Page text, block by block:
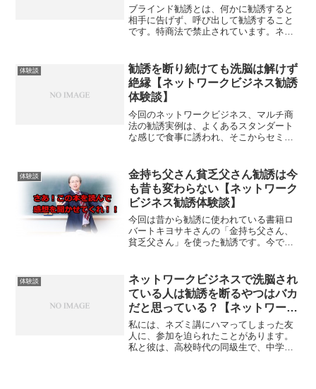
ブラインド勧誘とは、何かに勧誘すると
相手に告げず、呼び出して勧誘すること
です。特商法で禁止されています。ネッ
いのです。 食事にいこう！ 遊びにいこ
う！など、普通に会う口...
体験談
勧誘を断り続けても洗脳は解けず
絶縁【ネットワークビジネス勧誘
体験談】
今回のネットワークビジネス、マルチ商
法の勧誘実例は、よくあるスタンダート
な感じで食事に誘われ、そこからセミナ
いました。やはりこの事例をお読みいた
だくとわかるのですが、や...
体験談
金持ち父さん貧乏父さん勧誘は今
も昔も変わらない【ネットワーク
ビジネス勧誘体験談】
今回は昔から勧誘に使われている書籍ロ
バートキヨサキさんの「金持ち父さん、
貧乏父さん」を使った勧誘です。今では
ットワークビジネス、マルチ商法の勧誘
が行われるという手法もよ...
体験談
ネットワークビジネスで洗脳され
ている人は勧誘を断るやつはバカ
だと思っている？【ネットワーク
ビジネス勧誘体験談】
私には、ネズミ講にハマってしまった友
人に、参加を迫られたことがあります。
私と彼は、高校時代の同級生で、中学校